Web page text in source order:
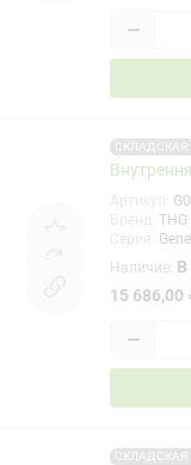
−
СКЛАДСКАЯ
THG
Наличие: В
15 686,00
−
СКЛАДСКАЯ